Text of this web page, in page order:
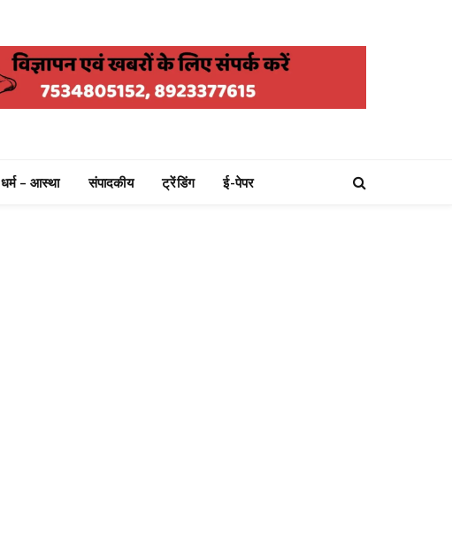
धर्म – आस्था संपादकीय ट्रेंडिंग ई-पेपर